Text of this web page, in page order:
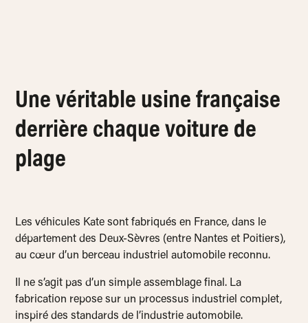
Une véritable usine française
derrière chaque voiture de
plage
Les véhicules Kate sont fabriqués en France, dans le
département des Deux-Sèvres (entre Nantes et Poitiers),
au cœur d’un berceau industriel automobile reconnu.
Il ne s’agit pas d’un simple assemblage final. La
fabrication repose sur un processus industriel complet,
inspiré des standards de l’industrie automobile.